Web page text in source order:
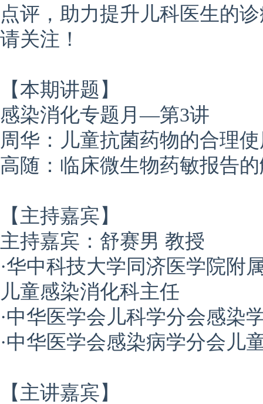
点评，助力提升儿科医生的
请关注！
【本期讲题】
感染消化专题月—第3讲
周华： 儿童抗菌药物的合理
高随 ：临床微生物药敏报告
【主持嘉宾】
主持嘉宾： 舒赛男 教授
·华中科技大学同济医学院附
儿童感染消化科主任
·中华医学会儿科学分会感染
·中华医学会感染病学分会儿
【主讲嘉宾】